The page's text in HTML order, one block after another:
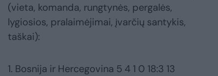
(vieta, komanda, rungtynės, pergalės,
lygiosios, pralaimėjimai, įvarčių santykis,
taškai):
1. Bosnija ir Hercegovina 5 4 1 0 18:3 13